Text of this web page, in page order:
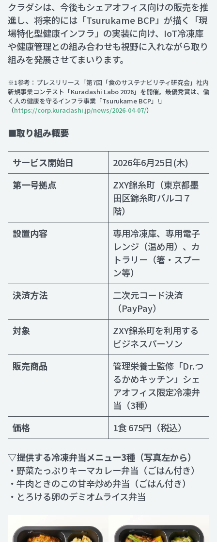
クラダシは、今後もシェアオフィス向けの販売を推
進し、将来的には「Tsurukame BCP」が描く「現
場特化型健康インフラ」の実装に向け、IoT冷凍庫
や健康管理との組み合わせも視野に入れながら取り
組みを発展させてまいります。
※1参考：プレスリリース「第7回「食のサステナビリティ研究会」社内
新規事業コンテスト「Kuradashi Labo 2026」を開催。最優秀賞は、働
く人の健康を守るインフラ事業「Tsurukame BCP」!」
（https://corp.kuradashi.jp/news/2026-04-07/）
■取り組み概要
サービス開始日
2026年6月25日(木)
第一号拠点
ZXY錦糸町（東京都墨
田区錦糸町パルコ７
階）
設置内容
専用冷凍庫、専用電子
レンジ（温め用）、カ
トラリー（箸・スプー
ン等）
決済方法
二次元コード決済
（PayPay）
対象
ZXY錦糸町を利用する
ビジネスパーソン
販売商品
管理栄養士監修「Dr.つ
るかめキッチン」シェ
アオフィス限定冷凍弁
当（3種）
価格
1食 675円（税込）
▽提供する冷凍弁当メニュー3種（写真左から）
・野菜たっぷりキーマカレー弁当（ごはん付き）
・牛肉ときのこの甘辛炒め弁当（ごはん付き）
・とろける卵のデミオムライス弁当